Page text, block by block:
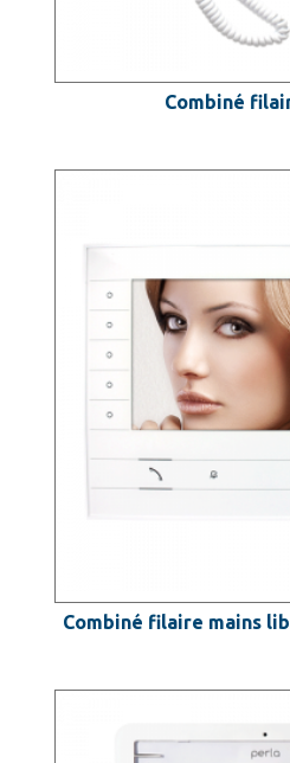
Combiné
Combiné filaire mains